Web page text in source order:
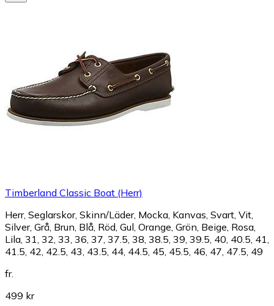
Timberland Classic Boat (Herr)
Herr, Seglarskor, Skinn/Läder, Mocka, Kanvas, Svart, Vit,
Silver, Grå, Brun, Blå, Röd, Gul, Orange, Grön, Beige, Rosa,
Lila, 31, 32, 33, 36, 37, 37.5, 38, 38.5, 39, 39.5, 40, 40.5, 41,
41.5, 42, 42.5, 43, 43.5, 44, 44.5, 45, 45.5, 46, 47, 47.5, 49
fr.
499 kr